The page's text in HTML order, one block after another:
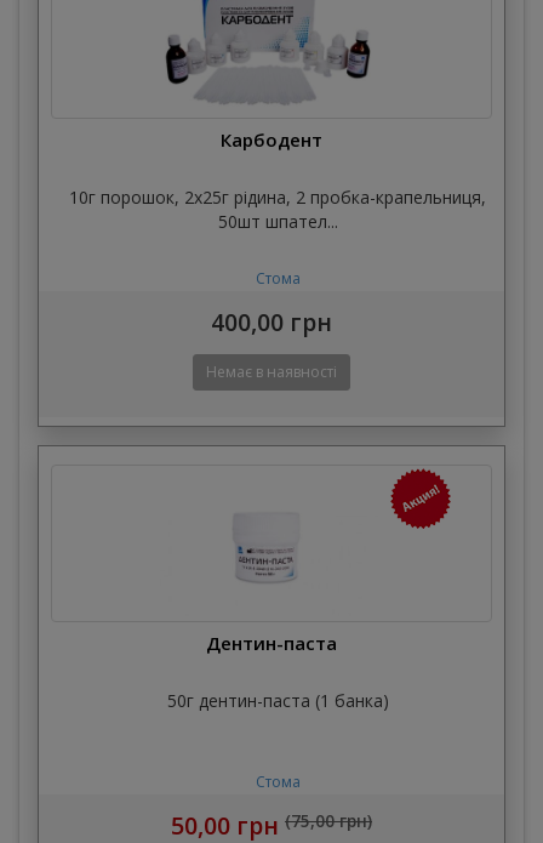
Карбодент
10г порошок, 2х25г рідина, 2 пробка-крапельниця,
50шт шпател...
Стома
400,00 грн
Дентин-паста
50г дентин-паста (1 банка)
Стома
50,00 грн (75,00 грн)